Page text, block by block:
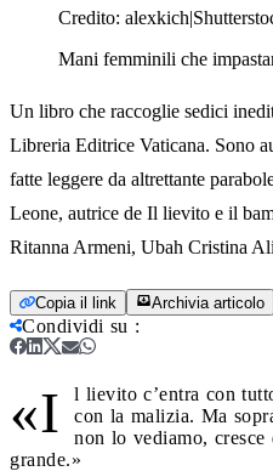
Credito:
Mani femminili che
Un libro che raccoglie sedici
Libreria Editrice Vaticana. Sono
fatte leggere da altrettante
Leone, autrice de Il lievito e il
Ritanna Armeni, Ubah Cristina
Copia il link Archivia articolo
Condividi su :
«I
l lievito c’entra con
con la malizia. Ma
non lo vediamo,
grande.»